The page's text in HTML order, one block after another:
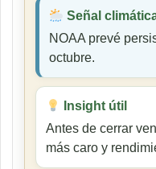
Señal
NOAA prevé
octubre.
Insight útil
Antes de cerrar
más caro y